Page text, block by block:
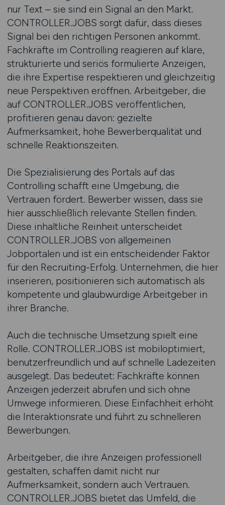
nur Text – sie sind ein Signal an den Markt.
CONTROLLER.JOBS sorgt dafür, dass dieses
Signal bei den richtigen Personen ankommt.
Fachkräfte im Controlling reagieren auf klare,
strukturierte und seriös formulierte Anzeigen,
die ihre Expertise respektieren und gleichzeitig
neue Perspektiven eröffnen. Arbeitgeber, die
auf CONTROLLER.JOBS veröffentlichen,
profitieren genau davon: gezielte
Aufmerksamkeit, hohe Bewerberqualität und
schnelle Reaktionszeiten.
Die Spezialisierung des Portals auf das
Controlling schafft eine Umgebung, die
Vertrauen fördert. Bewerber wissen, dass sie
hier ausschließlich relevante Stellen finden.
Diese inhaltliche Reinheit unterscheidet
CONTROLLER.JOBS von allgemeinen
Jobportalen und ist ein entscheidender Faktor
für den Recruiting-Erfolg. Unternehmen, die hier
inserieren, positionieren sich automatisch als
kompetente und glaubwürdige Arbeitgeber in
ihrer Branche.
Auch die technische Umsetzung spielt eine
Rolle. CONTROLLER.JOBS ist mobiloptimiert,
benutzerfreundlich und auf schnelle Ladezeiten
ausgelegt. Das bedeutet: Fachkräfte können
Anzeigen jederzeit abrufen und sich ohne
Umwege informieren. Diese Einfachheit erhöht
die Interaktionsrate und führt zu schnelleren
Bewerbungen.
Arbeitgeber, die ihre Anzeigen professionell
gestalten, schaffen damit nicht nur
Aufmerksamkeit, sondern auch Vertrauen.
CONTROLLER.JOBS bietet das Umfeld, die